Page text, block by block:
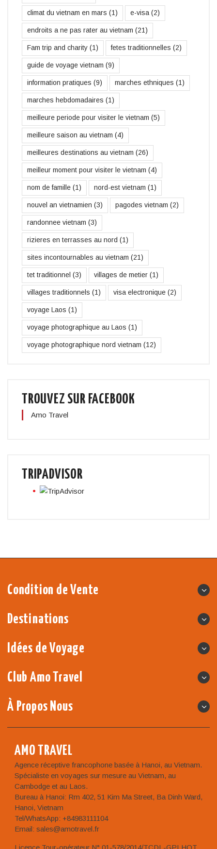
climat du vietnam en mars (1) e-visa (2)
endroits a ne pas rater au vietnam (21)
Fam trip and charity (1) fetes traditionnelles (2)
guide de voyage vietnam (9)
information pratiques (9) marches ethniques (1)
marches hebdomadaires (1)
meilleure periode pour visiter le vietnam (5)
meilleure saison au vietnam (4)
meilleures destinations au vietnam (26)
meilleur moment pour visiter le vietnam (4)
nom de famille (1) nord-est vietnam (1)
nouvel an vietnamien (3) pagodes vietnam (2)
randonnee vietnam (3)
rizieres en terrasses au nord (1)
sites incontournables au vietnam (21)
tet traditionnel (3) villages de metier (1)
villages traditionnels (1) visa electronique (2)
voyage Laos (1)
voyage photographique au Laos (1)
voyage photographique nord vietnam (12)
TROUVEZ SUR FACEBOOK
Amo Travel
TRIPADVISOR
Condition de Vente
Destinations
Idées de Voyage
Club Amo Travel
À Propos Nous
AMO TRAVEL
Agence réceptive francophone basée à Hanoi, au Vietnam.
Spécialiste en voyages sur mesure au Vietnam, au
Cambodge et au Laos.
Bureau à Hanoi: Rm 402, 51 Kim Ma Street, Ba Dinh Ward,
Hanoi, Vietnam
Tel/WhatsApp: +84983111104
Email: sales@amotravel.fr
Licence Tour-opérateur N° 01-578/2014/TCDL-GPLHQT.